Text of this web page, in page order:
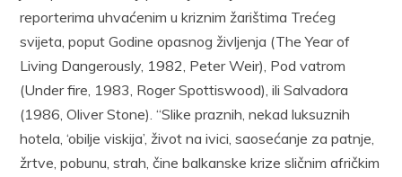
reporterima uhvaćenim u kriznim žarištima Trećeg
svijeta, poput Godine opasnog življenja (The Year of
Living Dangerously, 1982, Peter Weir), Pod vatrom
(Under fire, 1983, Roger Spottiswood), ili Salvadora
(1986, Oliver Stone). “Slike praznih, nekad luksuznih
hotela, ‘obilje viskija’, život na ivici, saosećanje za patnje,
žrtve, pobunu, strah, čine balkanske krize sličnim afričkim